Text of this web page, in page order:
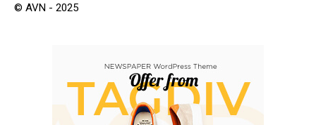
© AVN - 2025